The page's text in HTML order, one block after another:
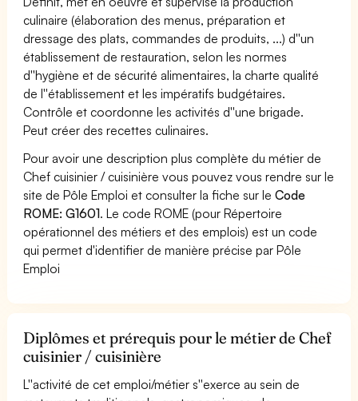
culinaire (élaboration des menus, préparation et
dressage des plats, commandes de produits, ...) d''un
établissement de restauration, selon les normes
d''hygiène et de sécurité alimentaires, la charte qualité
de l''établissement et les impératifs budgétaires.
Contrôle et coordonne les activités d''une brigade.
Peut créer des recettes culinaires.
Pour avoir une description plus complète du métier de
Chef cuisinier / cuisinière vous pouvez vous rendre sur le
site de Pôle Emploi et consulter la fiche sur leCode
ROME: G1601. Le code ROME (pour Répertoire
opérationnel des métiers et des emplois) est un code
qui permet d'identifier de manière précise par Pôle
Emploi
Diplômes et prérequis pour le métier de Chef
cuisinier / cuisinière
L''activité de cet emploi/métier s''exerce au sein de